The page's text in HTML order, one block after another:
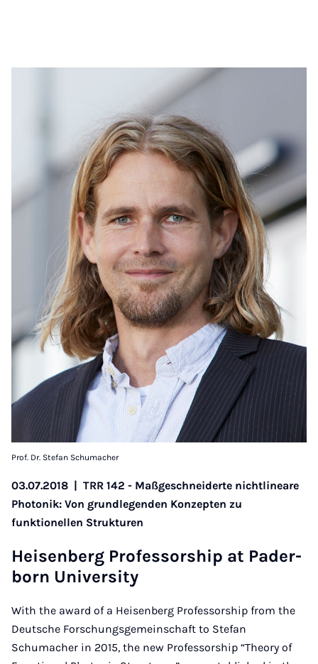
Prof. Dr. Stefan Schumacher
03.07.2018
TRR 142 - Maßgeschneiderte nichtlineare
Photonik: Von grundlegenden Konzepten zu
funktionellen Strukturen
Hei­sen­berg Pro­fes­sor­ship at Pa­der­
born Uni­ver­si­ty
With the award of a Heisenberg Professorship from the
Deutsche Forschungsgemeinschaft to Stefan
Schumacher in 2015, the new Professorship “Theory of